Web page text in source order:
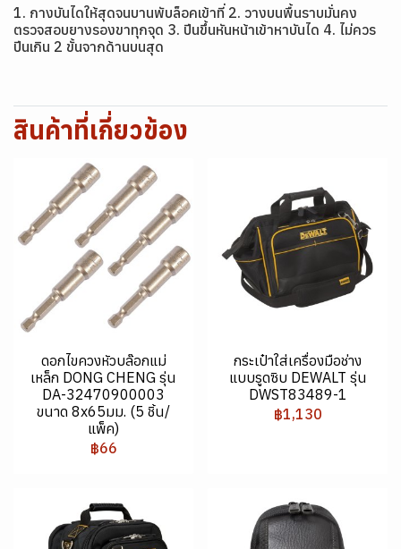
1. กางบันไดให้สุดจนบานพับล็อคเข้าที่ 2. วางบนพื้นราบมั่นคง
ตรวจสอบยางรองขาทุกจุด 3. ปีนขึ้นหันหน้าเข้าหาบันได 4. ไม่ควร
ปีนเกิน 2 ขั้นจากด้านบนสุด
สินค้าที่เกี่ยวข้อง
ดอกไขควงหัวบล๊อกแม่
เหล็ก DONG CHENG รุ่น
DA-32470900003
ขนาด 8x65มม. (5 ชิ้น/
แพ็ค)
฿66
กระเป๋าใส่เครื่องมือช่าง
แบบรูดซิบ DEWALT รุ่น
DWST83489-1
฿1,130